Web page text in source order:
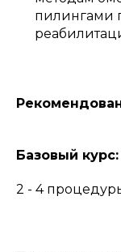
пилингами
Базовый курс:
2 - 4